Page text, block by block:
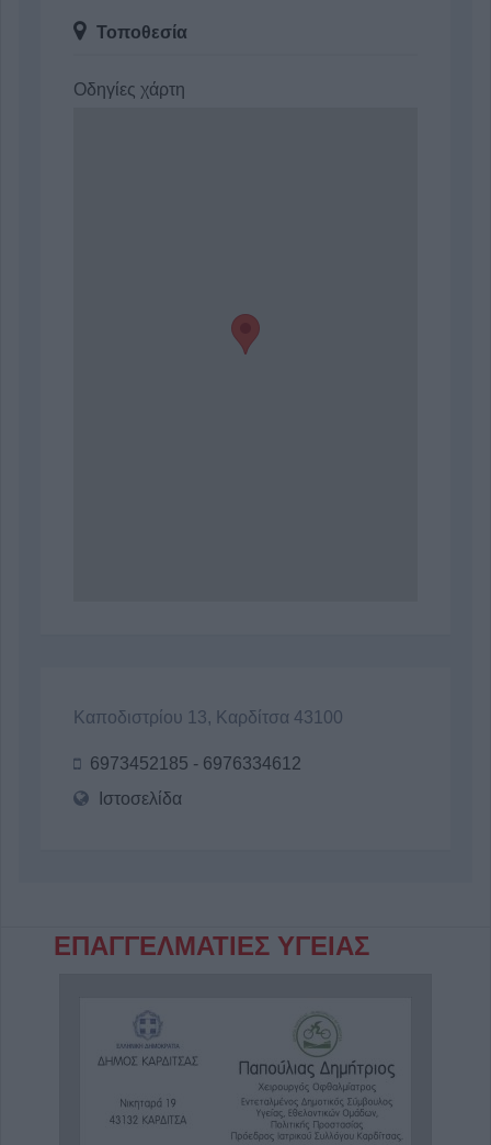
Τοποθεσία
Οδηγίες χάρτη
Καποδιστρίου 13, Καρδίτσα 43100
6973452185 - 6976334612
Ιστοσελίδα
ΕΠΑΓΓΕΛΜΑΤΙΕΣ ΥΓΕΙΑΣ